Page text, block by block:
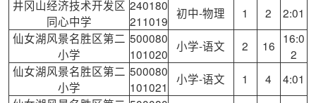
井冈山经济技术开发区
同心中学
240180
211019
初中-物理 1 2
2:01
仙女湖风景名胜区第二
小学
500080
101020
小学-语文 2 16 16:0
2
仙女湖风景名胜区第二
小学
500080
101021
小学-语文 1 4
4:01